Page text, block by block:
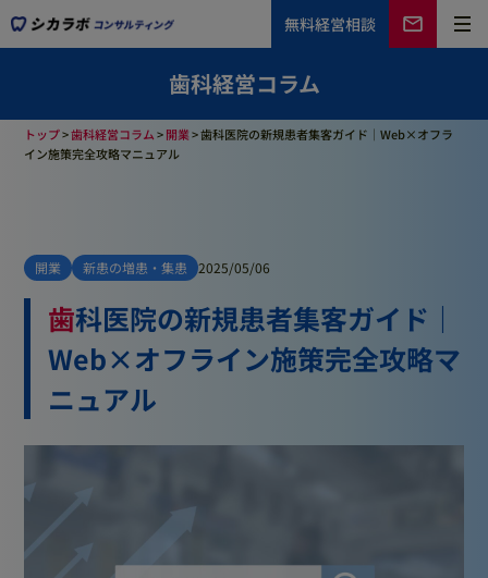
無料経営相談
歯科経営コラム
トップ>歯科経営コラム>開業>歯科医院の新規患者集客ガイド｜Web×オフラ
イン施策完全攻略マニュアル
開業 新患の増患・集患 2025/05/06
歯科医院の新規患者集客ガイド｜
Web×オフライン施策完全攻略マ
ニュアル